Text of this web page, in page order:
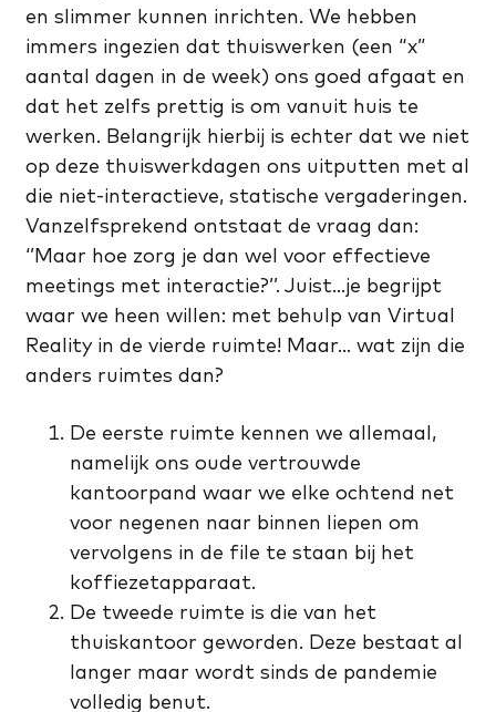
en slimmer kunnen inrichten. We hebben
immers ingezien dat thuiswerken (een “x”
aantal dagen in de week) ons goed afgaat en
dat het zelfs prettig is om vanuit huis te
werken. Belangrijk hierbij is echter dat we niet
op deze thuiswerkdagen ons uitputten met al
die niet-interactieve, statische vergaderingen.
Vanzelfsprekend ontstaat de vraag dan:
‘’Maar hoe zorg je dan wel voor effectieve
meetings met interactie?’’. Juist…je begrijpt
waar we heen willen: met behulp van Virtual
Reality in de vierde ruimte! Maar… wat zijn die
anders ruimtes dan?
De eerste ruimte kennen we allemaal,
namelijk ons oude vertrouwde
kantoorpand waar we elke ochtend net
voor negenen naar binnen liepen om
vervolgens in de file te staan bij het
koffiezetapparaat.
De tweede ruimte is die van het
thuiskantoor geworden. Deze bestaat al
langer maar wordt sinds de pandemie
volledig benut.